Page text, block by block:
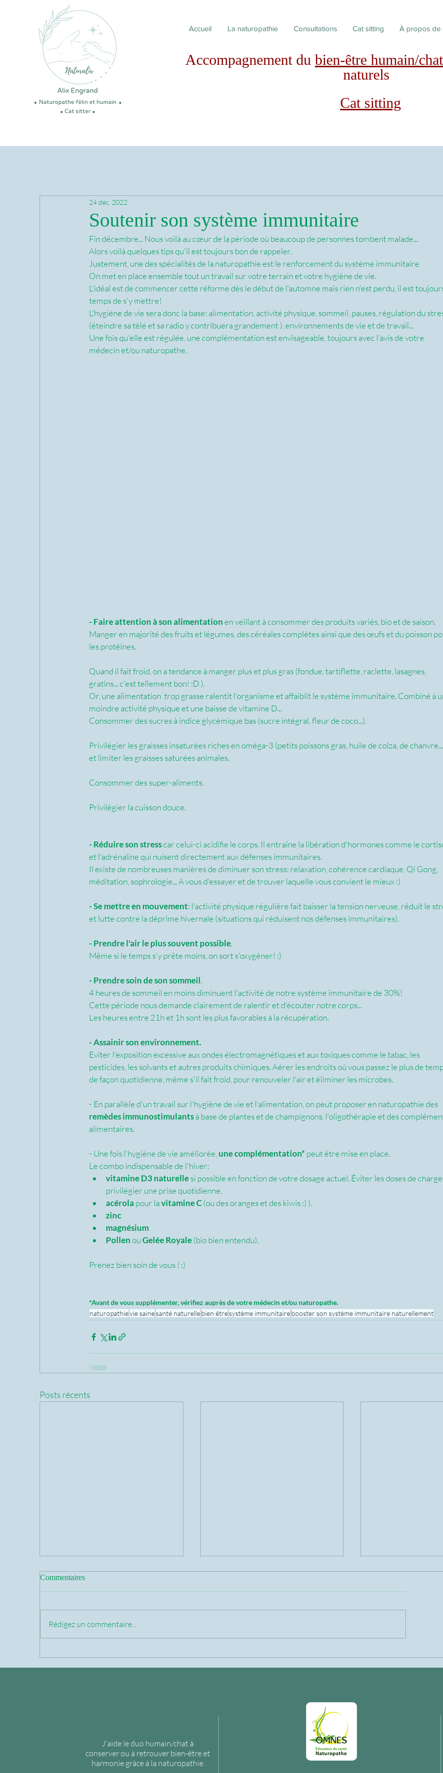
Accueil La naturopathie Consultations Cat sitting À propos de
Accompagnement du bien-être humain/chat
naturels
Cat sitting
Soutenir son système immunitaire
24 déc. 2022
Fin décembre... Nous voilà au cœur de la période où beaucoup de personnes tombent malade...
Alors voilà quelques tips qu'il est toujours bon de rappeler.
Justement, une des spécialités de la naturopathie est le renforcement du système immunitaire
On met en place ensemble tout un travail sur votre terrain et votre hygiène de vie.
L'idéal est de commencer cette réforme dès le début de l'automne mais rien n'est perdu, il est
temps de s'y mettre!
L'hygiène de vie sera donc la base: alimentation, activité physique, sommeil, pauses, régulation du
(éteindre sa télé et sa radio y contribuera grandement ), environnements de vie et de travail...
Une fois qu'elle est régulée, une complémentation est envisageable, toujours avec l'avis de votre
médecin et/ou naturopathe.
- Faire attention à son alimentation en veillant à consommer des produits variés, bio et de saison.
Manger en majorité des fruits et légumes, des céréales complètes ainsi que des œufs et du poisson
les protéines.
Quand il fait froid, on a tendance à manger plus et plus gras (fondue, tartiflette, raclette, lasagnes,
gratins... c'est tellement bon! :D ).
Or, une alimentation  trop grasse ralentit l'organisme et affaiblit le système immunitaire. Combiné à
moindre activité physique et une baisse de vitamine D...
Consommer des sucres à indice glycémique bas (sucre intégral, fleur de coco...).
Privilégier les graisses insaturées riches en oméga-3 (petits poissons gras, huile de colza, de
et limiter les graisses saturées animales.
Consommer des super-aliments.
Privilégier la cuisson douce.
- Réduire son stress car celui-ci acidifie le corps. Il entraîne la libération d'hormones comme le
et l'adrénaline qui nuisent directement aux défenses immunitaires.
Il existe de nombreuses manières de diminuer son stress: relaxation, cohérence cardiaque, Qi Gong,
méditation, sophrologie... A vous d'essayer et de trouver laquelle vous convient le mieux :)
- Se mettre en mouvement: l'activité physique régulière fait baisser la tension nerveuse, réduit le
et lutte contre la déprime hivernale (situations qui réduisent nos défenses immunitaires).
- Prendre l'air le plus souvent possible.
Même si le temps s'y prête moins, on sort s'oxygéner! :)
- Prendre soin de son sommeil.
4 heures de sommeil en moins diminuent l'activité de notre système immunitaire de 30%!
Cette période nous demande clairement de ralentir et d'écouter notre corps...
Les heures entre 21h et 1h sont les plus favorables à la récupération.
- Assainir son environnement.
Eviter l'exposition excessive aux ondes électromagnétiques et aux toxiques comme le tabac, les
pesticides, les solvants et autres produits chimiques. Aérer les endroits où vous passez le plus de
de façon quotidienne, même s'il fait froid, pour renouveler l'air et éliminer les microbes.
- En parallèle d'un travail sur l'hygiène de vie et l'alimentation, on peut proposer en naturopathie des
remèdes immunostimulants à base de plantes et de champignons, l'oligothérapie et des
alimentaires.
- Une fois l'hygiène de vie améliorée, une complémentation* peut être mise en place.
Le combo indispensable de l'hiver:
vitamine D3 naturelle si possible en fonction de votre dosage actuel. Éviter les doses de
privilégier une prise quotidienne.
acérola pour la vitamine C (ou des oranges et des kiwis :) ).
zinc
magnésium
Pollen ou Gelée Royale (bio bien entendu).
Prenez bien soin de vous ! :)
*Avant de vous supplémenter, vérifiez auprès de votre médecin et/ou naturopathe.
naturopathievie sainesanté naturellebien êtresystème immunitairebooster son système immunitaire naturellement
Posts récents
Commentaires
Rédigez un commentaire...
J'aide le duo humain/chat à
conserver ou à retrouver bien-être et
harmonie grâce à la naturopathie.